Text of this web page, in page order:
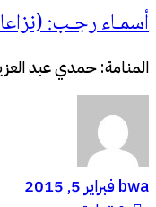
أسمـاء رجـب:
المنامة: حمدي عبد
bwaفبراير 5, 2015